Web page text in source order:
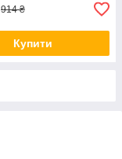
914 ₴
Купити